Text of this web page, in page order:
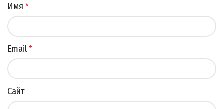
Имя *
Email *
Сайт